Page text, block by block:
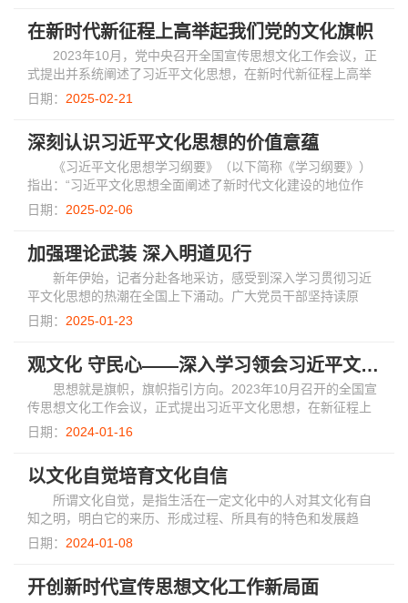
在新时代新征程上高举起我们党的文化旗帜
2023年10月，党中央召开全国宣传思想文化工作会议，正
式提出并系统阐述了习近平文化思想，在新时代新征程上高举
起我们党的文化旗帜。
日期： 2025-02-21
深刻认识习近平文化思想的价值意蕴
《习近平文化思想学习纲要》（以下简称《学习纲要》）
指出：“习近平文化思想全面阐述了新时代文化建设的地位作
用、目标任务、方针原则、战略路径、实践要求，既有文化理
日期： 2025-02-06
加强理论武装 深入明道见行
新年伊始，记者分赴各地采访，感受到深入学习贯彻习近
平文化思想的热潮在全国上下涌动。广大党员干部坚持读原
著、学原文、悟原理，用好《习近平文化思想学习纲要》这本
日期： 2025-01-23
观文化 守民心——深入学习领会习近平文化思想
思想就是旗帜，旗帜指引方向。2023年10月召开的全国宣
传思想文化工作会议，正式提出习近平文化思想，在新征程上
高举起我们党的文化旗帜，在党的宣传思想文化事业发展史上
日期： 2024-01-16
以文化自觉培育文化自信
所谓文化自觉，是指生活在一定文化中的人对其文化有自
知之明，明白它的来历、形成过程、所具有的特色和发展趋
向；所谓文化自信，是对自身文化价值的充分肯定和积极践
日期： 2024-01-08
开创新时代宣传思想文化工作新局面